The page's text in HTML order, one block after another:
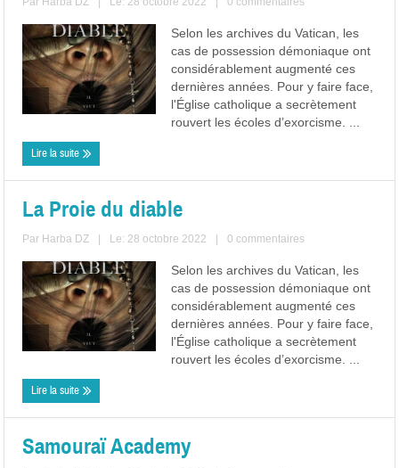
Selon les archives du Vatican, les
cas de possession démoniaque ont
considérablement augmenté ces
dernières années. Pour y faire face,
l'Église catholique a secrètement
rouvert les écoles d’exorcisme. ...
Lire la suite
La Proie du diable
Par Harba DZ Le: 28 octobre 2022 0 commentaires
Selon les archives du Vatican, les
cas de possession démoniaque ont
considérablement augmenté ces
dernières années. Pour y faire face,
l'Église catholique a secrètement
rouvert les écoles d’exorcisme. ...
Lire la suite
Samouraï Academy